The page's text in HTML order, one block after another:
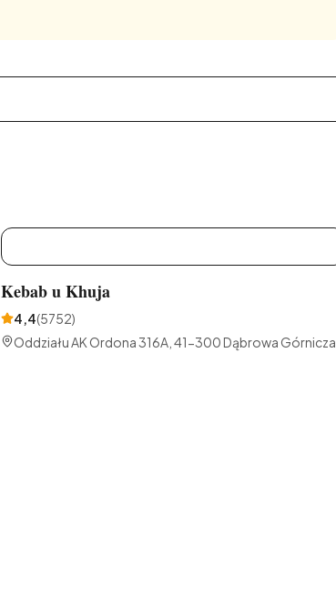
Kebab u Khuja
4,4(5752)
Oddziału AK Ordona 316A, 41-300 Dąbrowa Górnicza,